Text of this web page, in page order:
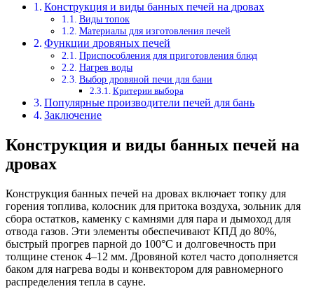
Конструкция и виды банных печей на дровах
Виды топок
Материалы для изготовления печей
Функции дровяных печей
Приспособления для приготовления блюд
Нагрев воды
Выбор дровяной печи для бани
Критерии выбора
Популярные производители печей для бань
Заключение
Конструкция и виды банных печей на
дровах
Конструкция банных печей на дровах включает топку для
горения топлива, колосник для притока воздуха, зольник для
сбора остатков, каменку с камнями для пара и дымоход для
отвода газов. Эти элементы обеспечивают КПД до 80%,
быстрый прогрев парной до 100°C и долговечность при
толщине стенок 4–12 мм. Дровяной котел часто дополняется
баком для нагрева воды и конвектором для равномерного
распределения тепла в сауне.